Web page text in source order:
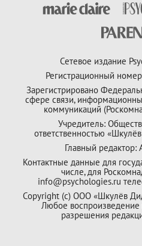
Сетевое издание
Регистрационный
Зарегистрировано
сфере связи,
коммуникаций
Учредитель:
ответственностью
Главный редактор:
Контактные данные для
числе, для
info@psychologies.ru
Copyright (с) ООО «Шкулёв
Любое воспроизведение
разрешения